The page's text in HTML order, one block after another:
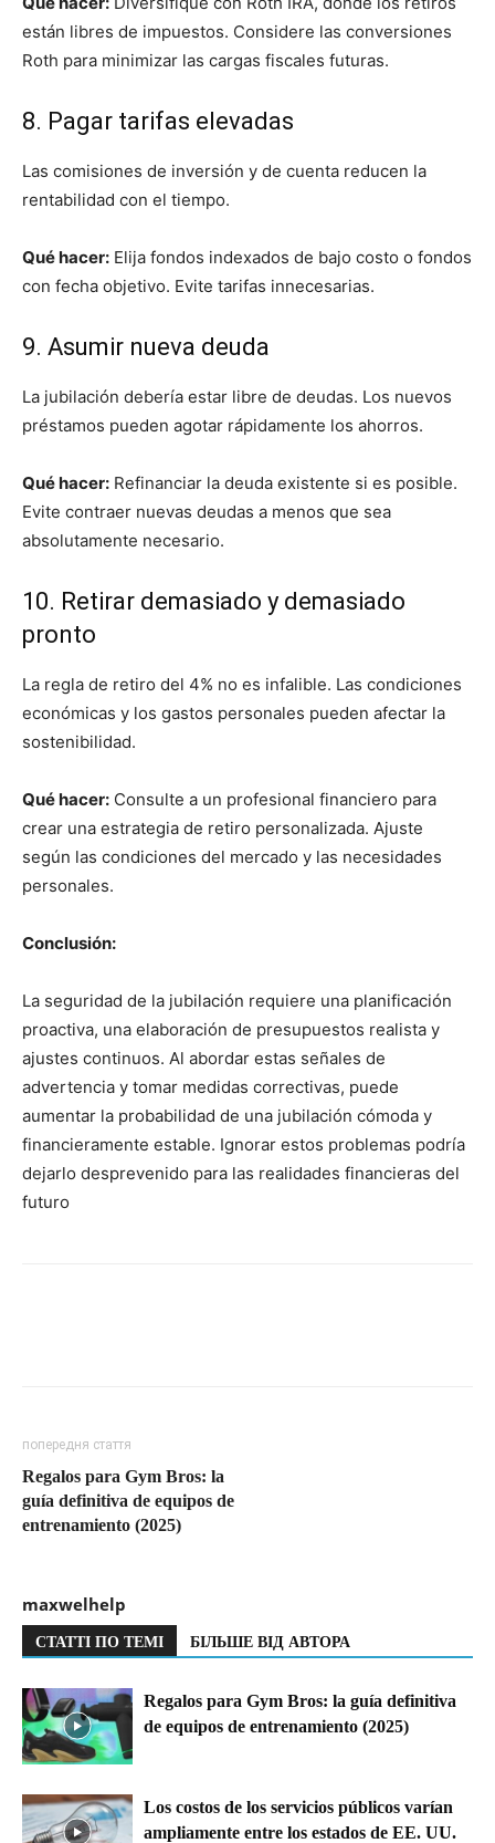
están libres de impuestos. Considere las conversiones
Roth para minimizar las cargas fiscales futuras.
8. Pagar tarifas elevadas
Las comisiones de inversión y de cuenta reducen la
rentabilidad con el tiempo.
Qué hacer: Elija fondos indexados de bajo costo o fondos
con fecha objetivo. Evite tarifas innecesarias.
9. Asumir nueva deuda
La jubilación debería estar libre de deudas. Los nuevos
préstamos pueden agotar rápidamente los ahorros.
Qué hacer: Refinanciar la deuda existente si es posible.
Evite contraer nuevas deudas a menos que sea
absolutamente necesario.
10. Retirar demasiado y demasiado
pronto
La regla de retiro del 4% no es infalible. Las condiciones
económicas y los gastos personales pueden afectar la
sostenibilidad.
Qué hacer: Consulte a un profesional financiero para
crear una estrategia de retiro personalizada. Ajuste
según las condiciones del mercado y las necesidades
personales.
Conclusión:
La seguridad de la jubilación requiere una planificación
proactiva, una elaboración de presupuestos realista y
ajustes continuos. Al abordar estas señales de
advertencia y tomar medidas correctivas, puede
aumentar la probabilidad de una jubilación cómoda y
financieramente estable. Ignorar estos problemas podría
dejarlo desprevenido para las realidades financieras del
futuro
попередня стаття
Regalos para Gym Bros: la
guía definitiva de equipos de
entrenamiento (2025)
maxwelhelp
СТАТТІ ПО ТЕМІ БІЛЬШЕ ВІД АВТОРА
Regalos para Gym Bros: la guía definitiva
de equipos de entrenamiento (2025)
Los costos de los servicios públicos varían
ampliamente entre los estados de EE. UU.